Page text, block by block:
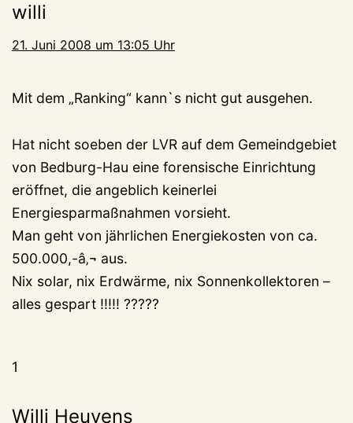
willi
21. Juni 2008 um 13:05 Uhr
Mit dem „Ranking“ kann`s nicht gut ausgehen.
Hat nicht soeben der LVR auf dem Gemeindgebiet
von Bedburg-Hau eine forensische Einrichtung
eröffnet, die angeblich keinerlei
Energiesparmaßnahmen vorsieht.
Man geht von jährlichen Energiekosten von ca.
500.000,-â‚¬ aus.
Nix solar, nix Erdwärme, nix Sonnenkollektoren –
alles gespart !!!!! ?????
1
Willi Heuvens